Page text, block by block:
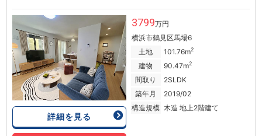
詳細を見る
3799万円
横浜市鶴見区馬場6
土地
101.76m2
建物 90.47m2
間取り
2SLDK
築年月
2019/02
構造規模 木造 地上2階建て